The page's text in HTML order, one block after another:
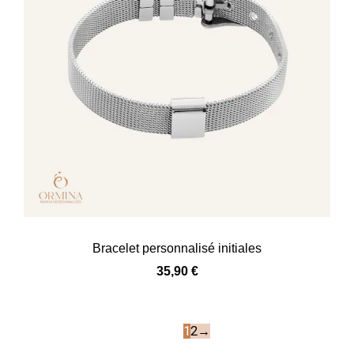
Bracelet personnalisé initiales
35,90 €
12→